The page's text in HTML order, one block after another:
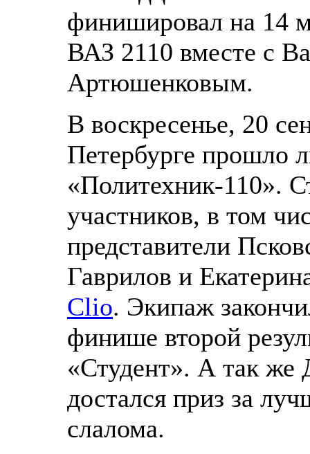
финишировал на 14
ВАЗ 2110 вместе с
Артюшенковым.
В воскресенье, 20
Петербурге прошло
«Политехник-110».
участников, в том
представители
Гаврилов и
Clio. Экипаж
финише второй
«Студент». А так же
достался приз за
слалома.